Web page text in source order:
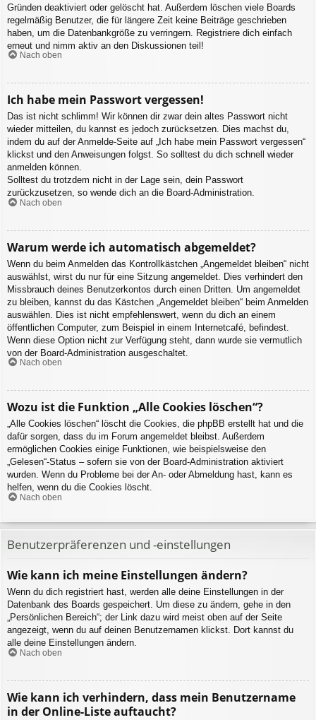
Gründen deaktiviert oder gelöscht hat. Außerdem löschen viele Boards
regelmäßig Benutzer, die für längere Zeit keine Beiträge geschrieben
haben, um die Datenbankgröße zu verringern. Registriere dich einfach
erneut und nimm aktiv an den Diskussionen teil!
Nach oben
Ich habe mein Passwort vergessen!
Das ist nicht schlimm! Wir können dir zwar dein altes Passwort nicht
wieder mitteilen, du kannst es jedoch zurücksetzen. Dies machst du,
indem du auf der Anmelde-Seite auf „Ich habe mein Passwort vergessen“
klickst und den Anweisungen folgst. So solltest du dich schnell wieder
anmelden können.
Solltest du trotzdem nicht in der Lage sein, dein Passwort
zurückzusetzen, so wende dich an die Board-Administration.
Nach oben
Warum werde ich automatisch abgemeldet?
Wenn du beim Anmelden das Kontrollkästchen „Angemeldet bleiben“ nicht
auswählst, wirst du nur für eine Sitzung angemeldet. Dies verhindert den
Missbrauch deines Benutzerkontos durch einen Dritten. Um angemeldet
zu bleiben, kannst du das Kästchen „Angemeldet bleiben“ beim Anmelden
auswählen. Dies ist nicht empfehlenswert, wenn du dich an einem
öffentlichen Computer, zum Beispiel in einem Internetcafé, befindest.
Wenn diese Option nicht zur Verfügung steht, dann wurde sie vermutlich
von der Board-Administration ausgeschaltet.
Nach oben
Wozu ist die Funktion „Alle Cookies löschen“?
„Alle Cookies löschen“ löscht die Cookies, die phpBB erstellt hat und die
dafür sorgen, dass du im Forum angemeldet bleibst. Außerdem
ermöglichen Cookies einige Funktionen, wie beispielsweise den
„Gelesen“-Status – sofern sie von der Board-Administration aktiviert
wurden. Wenn du Probleme bei der An- oder Abmeldung hast, kann es
helfen, wenn du die Cookies löscht.
Nach oben
Benutzerpräferenzen und -einstellungen
Wie kann ich meine Einstellungen ändern?
Wenn du dich registriert hast, werden alle deine Einstellungen in der
Datenbank des Boards gespeichert. Um diese zu ändern, gehe in den
„Persönlichen Bereich“; der Link dazu wird meist oben auf der Seite
angezeigt, wenn du auf deinen Benutzernamen klickst. Dort kannst du
alle deine Einstellungen ändern.
Nach oben
Wie kann ich verhindern, dass mein Benutzername
in der Online-Liste auftaucht?